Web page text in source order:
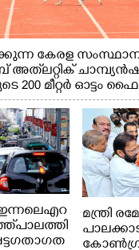
കേരള സംസ്ഥാന
അത്‌ലറ്റിക്
200 മീറ്റർ ഓട്ടം
സിന്തറ്റിക്
ഇന്നലെ എറ
പാലത്തി
ഗതാഗത
മന്ത്രി